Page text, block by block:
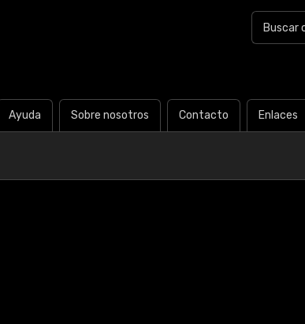
Ayuda Sobre nosotros Contacto Enlaces